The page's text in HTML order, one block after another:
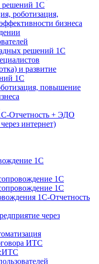
решений 1С
роботизация,
бизнеса
решений 1С
и развитие
1С
повышение
Отчетность + ЭДО
интернет)
1С
1С
1С
1С-Отчетность
через
ИТС